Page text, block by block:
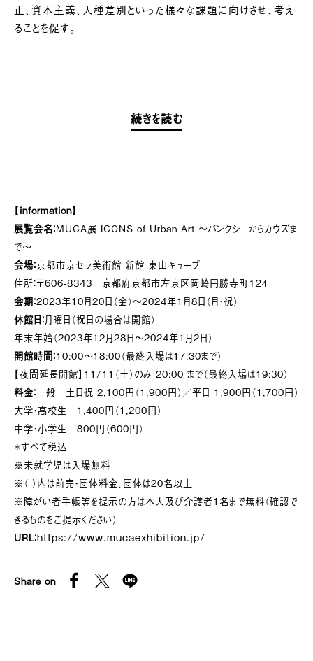
正、資本主義、人種差別といった様々な課題に向けさせ、考え
ることを促す。
続きを読む
【information】
展覧会名：MUCA展 ICONS of Urban Art 〜バンクシーからカウズま
で〜
会場：京都市京セラ美術館 新館 東山キューブ
住所：〒606-8343 京都府京都市左京区岡崎円勝寺町１２４
会期：2023年10月20日（金）〜2024年1月8日（月・祝）
休館日：月曜日（祝日の場合は開館）
年末年始（2023年12月28日〜2024年1月2日）
開館時間：10:00〜18:00（最終入場は17:30まで）
【夜間延長開館】11/11（土）のみ 20:00 まで（最終入場は19:30）
料金：一般 土日祝 2,100円（1,900円）／平日 1,900円（1,700円）
大学・高校生 1,400円（1,200円）
中学・小学生 800円（600円）
＊すべて税込
※未就学児は入場無料
※（ ）内は前売・団体料金、団体は20名以上
※障がい者手帳等を提示の方は本人及び介護者1名まで無料（確認で
きるものをご提示ください）
URL：https://www.mucaexhibition.jp/
Share on